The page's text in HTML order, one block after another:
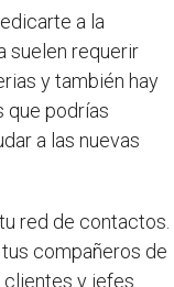
a la
suelen requerir
y también hay
que podrías
a las nuevas
red de contactos.
compañeros de
y jefes.